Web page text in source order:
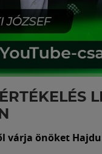
várja önöket